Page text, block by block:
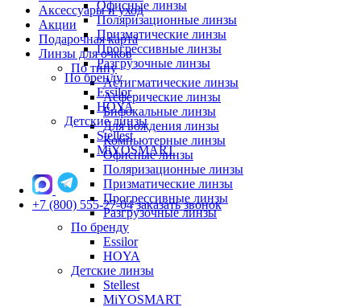
Аксессуары и уход
Акции
Подарочная карта
Линзы для очков
По типу
Астигматические линзы
Асферические линзы
Бифокальные линзы
Для вождения линзы
Компьютерные линзы
Офисные линзы
Поляризационные линзы
Призматические линзы
Прогрессивные линзы
Разгрузочные линзы
По бренду
Essilor
HOYA
Детские линзы
Stellest
MiYOSMART
Офисные линзы
Поляризационные линзы
Призматические линзы
Прогрессивные линзы
Разгрузочные линзы
По бренду
Essilor
HOYA
Детские линзы
Stellest
MiYOSMART
+7 (800) 555-27-04 заказать звонок